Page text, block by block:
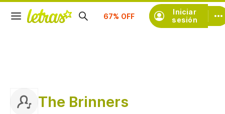
Iniciar
sesión
Suscríbete
The Brinners